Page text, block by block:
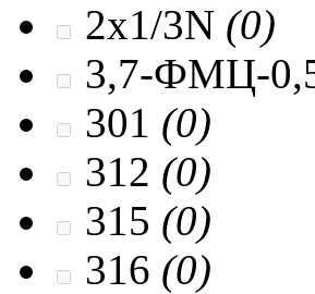
2x1/3N (0)
3,7-ФМЦ-
301 (0)
312 (0)
315 (0)
316 (0)